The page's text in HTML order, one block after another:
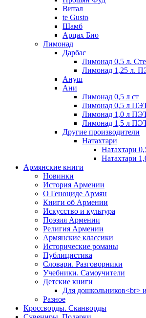
Витал
te Gusto
Шамб
Арцах Био
Лимонад
Дарбас
Лимонад 0,5 л.
Лимонад 1,25 л.
Ануш
Ани
Лимонад 0,5 л ст
Лимонад 0,5 л
Лимонад 1,0 л
Лимонад 1,5 л
Другие производители
Натахтари
Натахтари
Натахтари
Армянские книги
Новинки
История Армении
О Геноциде Армян
Книги об Армении
Иcкусство и культура
Поэзия Армении
Религия Армении
Армянские классики
Исторические романы
Публицистика
Словари. Разговорники
Учебники. Самоучители
Детские книги
Для дошкольников<br>
Разное
Кроссворды. Сканворды